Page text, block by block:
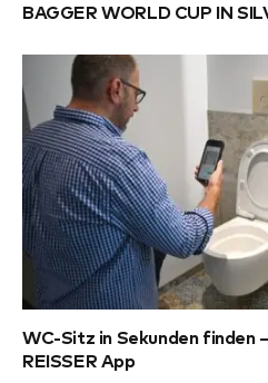
BAGGER WORLD CUP IN
WC-Sitz in Sekunden finden
REISSER App